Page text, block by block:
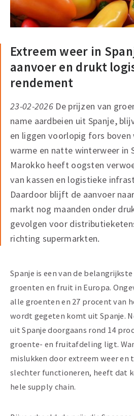
Extreem weer in
aanvoer en drukt
rendement
23-02-2026 De prijzen van
name aardbeien uit Spanje,
en liggen voorlopig fors
warme en natte winterweer in
Marokko heeft oogsten
van kassen en logistieke
Daardoor blijft de aanvoer
markt nog maanden onder
gevolgen voor
richting supermarkten.
Spanje is een van de
groenten en fruit in Europa.
alle groenten en 27 procent van
wordt gegeten komt uit Spanje.
uit Spanje doorgaans rond 14
groente- en fruitafdeling ligt.
mislukken door extreem weer
slechter functioneren, heeft dat
hele supply chain.